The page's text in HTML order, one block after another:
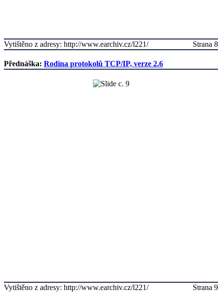
Strana 8
Vytištěno z adresy: http://www.earchiv.cz/l221/
Přednáška: Rodina protokolů TCP/IP, verze 2.6
Strana 9
Vytištěno z adresy: http://www.earchiv.cz/l221/